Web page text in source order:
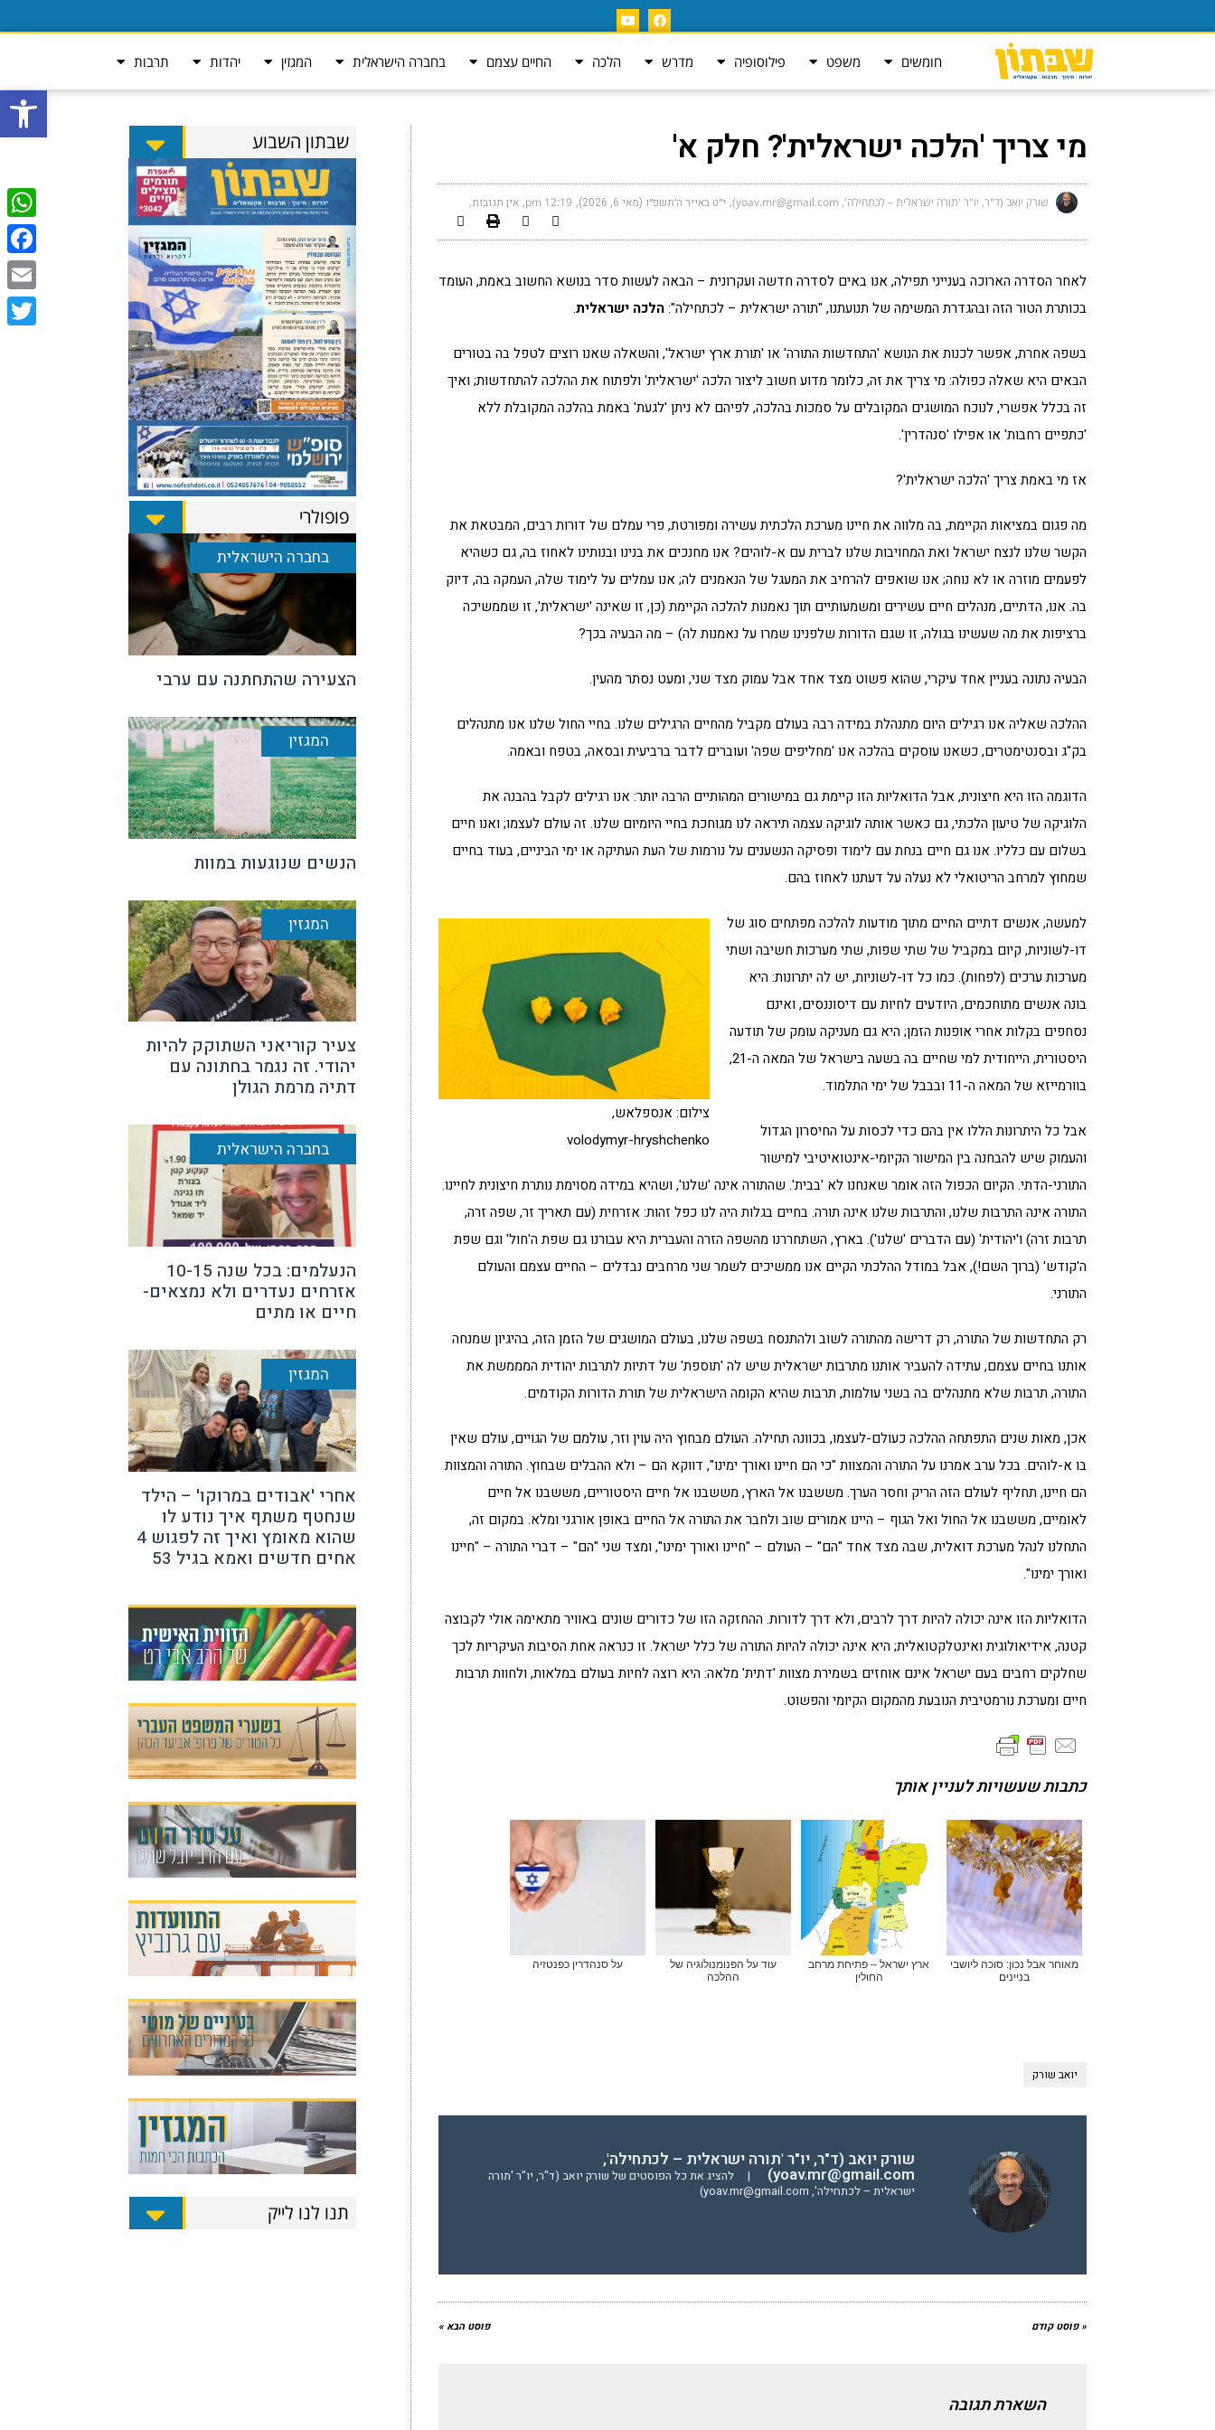
פתח
חומשים משפט פילוסופיה מדרש הלכה החיים עצמם בחברה הישראלית המגזין יהדות תרבות
מי צריך 'הלכה ישראלית'? חלק א'
שורק יואב (ד"ר, יו"ר 'תורה ישראלית – לכתחילה', yoav.mr@gmail.com) י״ט באייר ה׳תשפ״ו (מאי 6, 2026) 12:19 pm אין תגובות
לאחר הסדרה הארוכה בענייני תפילה, אנו באים לסדרה חדשה ועקרונית – הבאה לעשות סדר בנושא החשוב באמת, העומד
בכותרת הטור הזה ובהגדרת המשימה של תנועתנו, "תורה ישראלית – לכתחילה":הלכה ישראלית.
בשפה אחרת, אפשר לכנות את הנושא 'התחדשות התורה' או 'תורת ארץ ישראל', והשאלה שאנו רוצים לטפל בה בטורים
הבאים היא שאלה כפולה: מי צריך את זה, כלומר מדוע חשוב ליצור הלכה 'ישראלית' ולפתוח את ההלכה להתחדשות; ואיך
זה בכלל אפשרי, לנוכח המושגים המקובלים על סמכות בהלכה, לפיהם לא ניתן 'לגעת' באמת בהלכה המקובלת ללא
'כתפיים רחבות' או אפילו 'סנהדרין'.
אז מי באמת צריך 'הלכה ישראלית'?
מה פגום במציאות הקיימת, בה מלווה את חיינו מערכת הלכתית עשירה ומפורטת, פרי עמלם של דורות רבים, המבטאת את
הקשר שלנו לנצח ישראל ואת המחויבות שלנו לברית עם א-לוהים? אנו מחנכים את בנינו ובנותינו לאחוז בה, גם כשהיא
לפעמים מוזרה או לא נוחה; אנו שואפים להרחיב את המעגל של הנאמנים לה; אנו עמלים על לימוד שלה, העמקה בה, דיוק
בה. אנו, הדתיים, מנהלים חיים עשירים ומשמעותיים תוך נאמנות להלכה הקיימת (כן, זו שאינה 'ישראלית', זו שממשיכה
ברציפות את מה שעשינו בגולה, זו שגם הדורות שלפנינו שמרו על נאמנות לה) – מה הבעיה בכך?
הבעיה נתונה בעניין אחד עיקרי, שהוא פשוט מצד אחד אבל עמוק מצד שני, ומעט נסתר מהעין.
ההלכה שאליה אנו רגילים היום מתנהלת במידה רבה בעולם מקביל מהחיים הרגילים שלנו. בחיי החול שלנו אנו מתנהלים
בק"ג ובסנטימטרים, כשאנו עוסקים בהלכה אנו 'מחליפים שפה' ועוברים לדבר ברביעית ובסאה, בטפח ובאמה.
הדוגמה הזו היא חיצונית, אבל הדואליות הזו קיימת גם במישורים המהותיים הרבה יותר: אנו רגילים לקבל בהבנה את
הלוגיקה של טיעון הלכתי, גם כאשר אותה לוגיקה עצמה תיראה לנו מגוחכת בחיי היומיום שלנו. זה עולם לעצמו; ואנו חיים
בשלום עם כלליו. אנו גם חיים בנחת עם לימוד ופסיקה הנשענים על נורמות של העת העתיקה או ימי הביניים, בעוד בחיים
שמחוץ למרחב הריטואלי לא נעלה על דעתנו לאחוז בהם.
צילום: אנספלאש,
volodymyr-hryshchenko
למעשה, אנשים דתיים החיים מתוך מודעות להלכה מפתחים סוג של
דו-לשוניות, קיום במקביל של שתי שפות, שתי מערכות חשיבה ושתי
מערכות ערכים (לפחות). כמו כל דו-לשוניות, יש לה יתרונות: היא
בונה אנשים מתוחכמים, היודעים לחיות עם דיסוננסים, ואינם
נסחפים בקלות אחרי אופנות הזמן; היא גם מעניקה עומק של תודעה
היסטורית, הייחודית למי שחיים בה בשעה בישראל של המאה ה-21,
בוורמייזא של המאה ה-11 ובבבל של ימי התלמוד.
אבל כל היתרונות הללו אין בהם כדי לכסות על החיסרון הגדול
והעמוק שיש להבחנה בין המישור הקיומי-אינטואיטיבי למישור
התורני-הדתי. הקיום הכפול הזה אומר שאנחנו לא 'בבית'. שהתורה אינה 'שלנו', ושהיא במידה מסוימת נותרת חיצונית לחיינו.
התורה אינה התרבות שלנו, והתרבות שלנו אינה תורה. בחיים בגלות היה לנו כפל זהות: אזרחית (עם תאריך זר, שפה זרה,
תרבות זרה) ו'יהודית' (עם הדברים 'שלנו'). בארץ, השתחררנו מהשפה הזרה והעברית היא עבורנו גם שפת ה'חול' וגם שפת
ה'קודש' (ברוך השם!), אבל במודל ההלכתי הקיים אנו ממשיכים לשמר שני מרחבים נבדלים – החיים עצמם והעולם
התורני.
רק התחדשות של התורה, רק דרישה מהתורה לשוב ולהתנסח בשפה שלנו, בעולם המושגים של הזמן הזה, בהיגיון שמנחה
אותנו בחיים עצמם, עתידה להעביר אותנו מתרבות ישראלית שיש לה 'תוספת' של דתיות לתרבות יהודית המממשת את
התורה, תרבות שלא מתנהלים בה בשני עולמות, תרבות שהיא הקומה הישראלית של תורת הדורות הקודמים.
אכן, מאות שנים התפתחה ההלכה כעולם-לעצמו, בכוונה תחילה. העולם מבחוץ היה עוין וזר, עולמם של הגויים, עולם שאין
בו א-לוהים. בכל ערב אמרנו על התורה והמצוות "כי הם חיינו ואורך ימינו", דווקא הם – ולא ההבלים שבחוץ. התורה והמצוות
הם חיינו, תחליף לעולם הזה הריק וחסר הערך. מששבנו אל הארץ, מששבנו אל חיים היסטוריים, מששבנו אל חיים
לאומיים, מששבנו אל החול ואל הגוף – היינו אמורים שוב ולחבר את התורה אל החיים באופן אורגני ומלא. במקום זה,
התחלנו לנהל מערכת דואלית, שבה מצד אחד "הם" – העולם – "חיינו ואורך ימינו", ומצד שני "הם" – דברי התורה – "חיינו
ואורך ימינו".
הדואליות הזו אינה יכולה להיות דרך לרבים, ולא דרך לדורות. ההחזקה הזו של כדורים שונים באוויר מתאימה אולי לקבוצה
קטנה, אידיאולוגית ואינטלקטואלית; היא אינה יכולה להיות התורה של כלל ישראל. זו כנראה אחת הסיבות העיקריות לכך
שחלקים רחבים בעם ישראל אינם אוחזים בשמירת מצוות 'דתית' מלאה: היא רוצה לחיות בעולם במלאות, ולחוות תרבות
חיים ומערכת נורמטיבית הנובעת מהמקום הקיומי והפשוט.
כתבות שעשויות לעניין אותך
מאוחר אבל נכון: סוכה ליושבי
בניינים
ארץ ישראל – פתיחת מרחב
החולין
עוד על הפנומנולוגיה של
ההלכה
על סנהדרין כפנטזיה
יואב שורק
שורק יואב (ד"ר, יו"ר 'תורה ישראלית – לכתחילה',
yoav.mr@gmail.com)
|
להציג את כל הפוסטים של שורק יואב (ד"ר, יו"ר 'תורה
ישראלית – לכתחילה', yoav.mr@gmail.com)
« פוסט קודם פוסט הבא »
השארת תגובה
שבתון השבוע
פופולרי
בחברה הישראלית
הצעירה שהתחתנה עם ערבי
המגזין
הנשים שנוגעות במוות
המגזין
צעיר קוריאני השתוקק להיות
יהודי. זה נגמר בחתונה עם
דתיה מרמת הגולן
בחברה הישראלית
הנעלמים: בכל שנה 10-15
אזרחים נעדרים ולא נמצאים-
חיים או מתים
המגזין
אחרי 'אבודים במרוקו' – הילד
שנחטף משתף איך נודע לו
שהוא מאומץ ואיך זה לפגוש 4
אחים חדשים ואמא בגיל 53
תנו לנו לייק
Email